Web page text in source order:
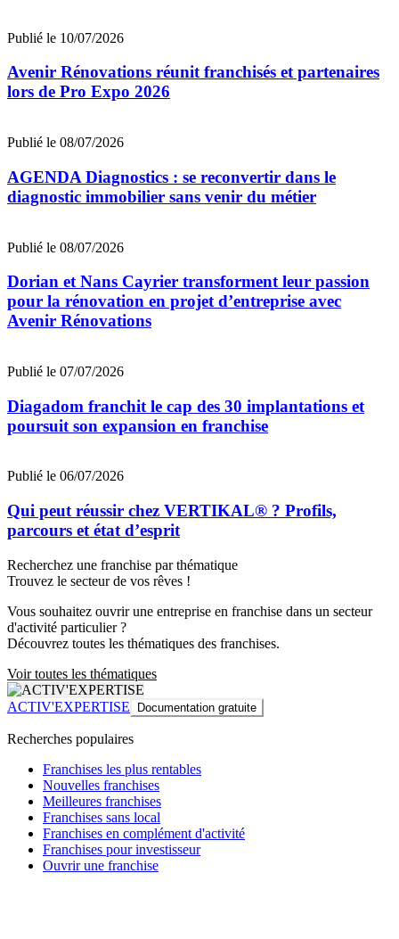
Publié le 10/07/2026
Avenir Rénovations réunit franchisés et partenaires
lors de Pro Expo 2026
Publié le 08/07/2026
AGENDA Diagnostics : se reconvertir dans le
diagnostic immobilier sans venir du métier
Publié le 08/07/2026
Dorian et Nans Cayrier transforment leur passion
pour la rénovation en projet d’entreprise avec
Avenir Rénovations
Publié le 07/07/2026
Diagadom franchit le cap des 30 implantations et
poursuit son expansion en franchise
Publié le 06/07/2026
Qui peut réussir chez VERTIKAL® ? Profils,
parcours et état d’esprit
Recherchez une franchise par thématique
Trouvez le secteur de vos rêves !
Vous souhaitez ouvrir une entreprise en franchise dans un secteur
d'activité particulier ?
Découvrez toutes les thématiques des franchises.
Voir toutes les thématiques
ACTIV'EXPERTISE Documentation gratuite
Recherches populaires
Franchises les plus rentables
Nouvelles franchises
Meilleures franchises
Franchises sans local
Franchises en complément d'activité
Franchises pour investisseur
Ouvrir une franchise